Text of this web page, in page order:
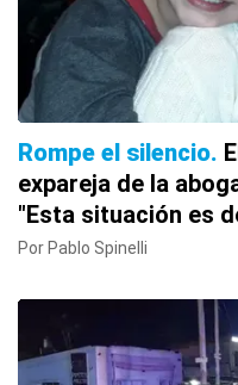
Rompe el silencio
expareja de la
"Esta situación es
Por Pablo Spinelli